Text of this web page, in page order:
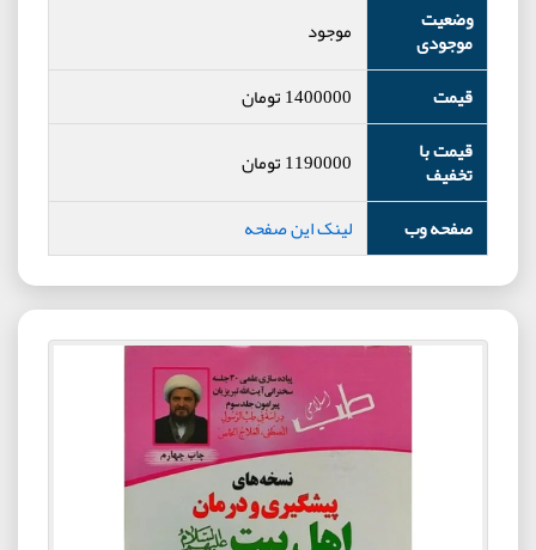
وضعیت
موجودی
موجود
قیمت
1400000تومان
قیمت با
تخفیف 1190000تومان
صفحه وب
لینک این صفحه